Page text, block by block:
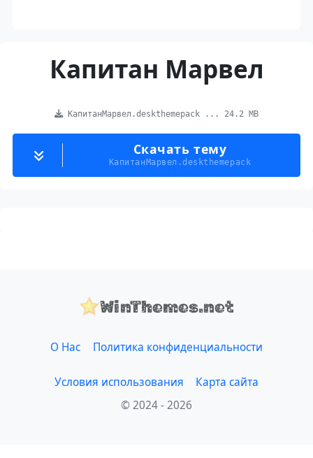
Капитан Марвел
КапитанМарвел.deskthemepack ... 24.2 MB
Скачать тему
КапитанМарвел.deskthemepack
WinThemes.net
О Нас Политика конфиденциальности
Условия использования
Карта сайта
© 2024 - 2026